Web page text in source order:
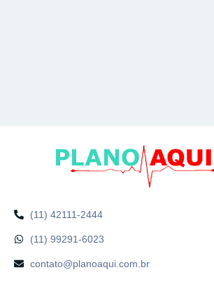
(11) 42111-2444
(11) 99291-6023
contato@planoaqui.com.br